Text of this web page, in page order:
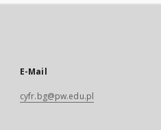
E-Mail
cyfr.bg@pw.edu.pl